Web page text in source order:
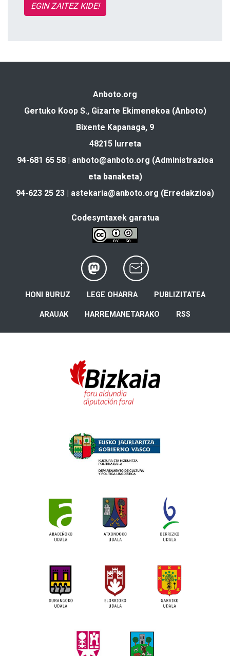
EGIN ZAITEZ KIDE!
Anboto.org
Gertuko Koop S., Gizarte Ekimenekoa (Anboto)
Bixente Kapanaga, 9
48215 Iurreta
94-681 65 58 | anboto@anboto.org (Administrazioa
eta banaketa)
94-623 25 23 | astekaria@anboto.org (Erredakzioa)
Codesyntaxek garatua
HONI BURUZ LEGE OHARRA PUBLIZITATEA
ARAUAK HARREMANETARAKO RSS